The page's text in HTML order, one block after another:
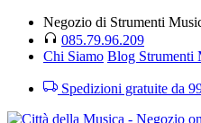
Negozio di Strumenti
085.79.96.209
Chi Siamo Blog Strumenti
Spedizioni gratuite da